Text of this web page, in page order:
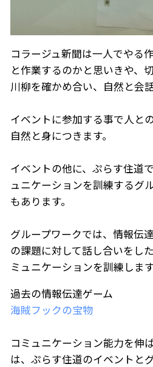
コラージュ新聞は一人でやる
と作業するのかと思いきや、
川柳を確かめ合い、自然と会
イベントに参加する事で人と
自然と身につきます。
イベントの他に、ぷらす住道
ュニケーションを訓練するグ
もあります。
グループワークでは、情報伝
の課題に対して話し合いをし
ミュニケーションを訓練します
過去の情報伝達ゲーム
海賊フックの宝物
コミュニケーション能力を伸
は、ぷらす住道のイベントと